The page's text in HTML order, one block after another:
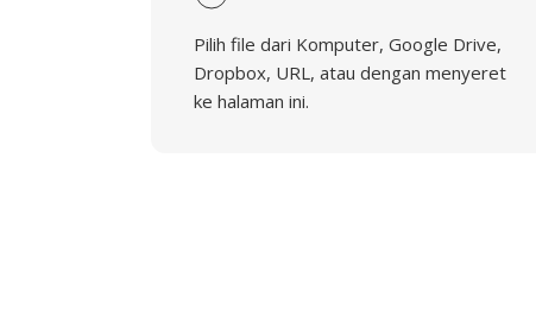
Pilih file dari Komputer, Google Drive,
Dropbox, URL, atau dengan menyeret
ke halaman ini.